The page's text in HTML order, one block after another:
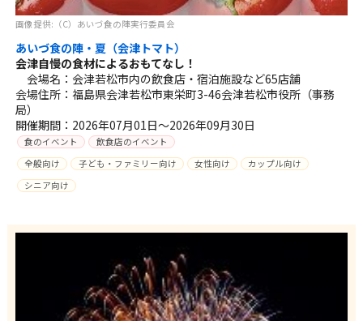
画像提供:（C）あいづ食の陣実行委員会
あいづ食の陣・夏（会津トマト）
会津自慢の食材によるおもてなし！
会場名：会津若松市内の飲食店・宿泊施設など65店舗
会場住所：福島県会津若松市東栄町3-46会津若松市役所（事務
局）
開催期間：2026年07月01日～2026年09月30日
食のイベント
飲食店のイベント
全般向け
子ども・ファミリー向け 女性向け
カップル向け
シニア向け